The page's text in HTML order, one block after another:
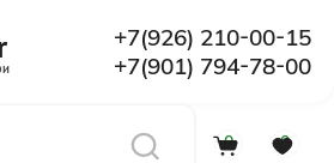
+7(926) 210-00-15
+7(901) 794-78-00
0 0